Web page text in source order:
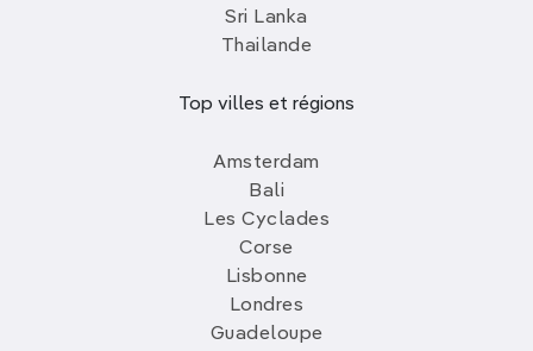
Sri Lanka
Thailande
Top villes et régions
Amsterdam
Bali
Les Cyclades
Corse
Lisbonne
Londres
Guadeloupe